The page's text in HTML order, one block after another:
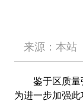
来源：本
鉴于区质量
为进一步加强